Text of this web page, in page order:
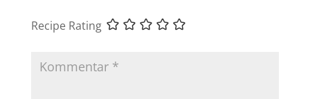
Recipe Rating